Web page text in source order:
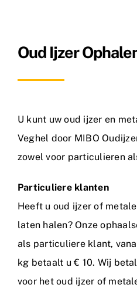
FAQ
Nieuws
Contact
Oud Ijzer
U kunt uw oud ijzer en
Veghel door MIBO
zowel voor particulieren
Particuliere klanten
Heeft u oud ijzer of
laten halen? Onze
als particuliere klant,
kg betaalt u € 10. Wij
voor het oud ijzer of